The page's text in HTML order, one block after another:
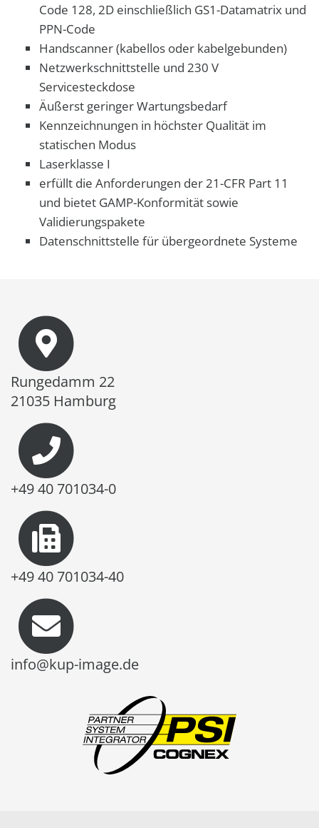
Code 128, 2D einschließlich GS1-Datamatrix und
PPN-Code
Handscanner (kabellos oder kabelgebunden)
Netzwerkschnittstelle und 230 V
Servicesteckdose
Äußerst geringer Wartungsbedarf
Kennzeichnungen in höchster Qualität im
statischen Modus
Laserklasse I
erfüllt die Anforderungen der 21-CFR Part 11
und bietet GAMP-Konformität sowie
Validierungspakete
Datenschnittstelle für übergeordnete Systeme
Rungedamm 22
21035 Hamburg
+49 40 701034-0
+49 40 701034-40
info@kup-image.de